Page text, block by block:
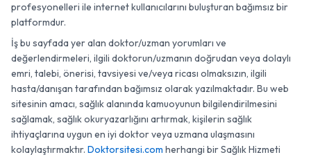
profesyonelleri ile internet kullanıcılarını buluşturan bağımsız bir
platformdur.
İş bu sayfada yer alan doktor/uzman yorumları ve
değerlendirmeleri, ilgili doktorun/uzmanın doğrudan veya dolaylı
emri, talebi, önerisi, tavsiyesi ve/veya ricası olmaksızın, ilgili
hasta/danışan tarafından bağımsız olarak yazılmaktadır. Bu web
sitesinin amacı, sağlık alanında kamuoyunun bilgilendirilmesini
sağlamak, sağlık okuryazarlığını artırmak, kişilerin sağlık
ihtiyaçlarına uygun en iyi doktor veya uzmana ulaşmasını
kolaylaştırmaktır. Doktorsitesi.com herhangi bir Sağlık Hizmeti